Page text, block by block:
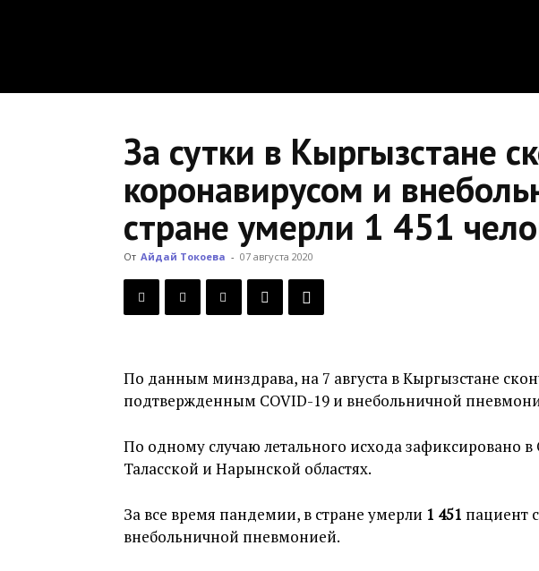
За сутки в Кыргызстане
коронавирусом и
стране умерли 1 451
От Айдай Токоева - 07 августа 2020
По данным минздрава, на 7 августа в Кыргызстане
подтвержденным COVID-19 и внебольничной
По одному случаю летального исхода зафиксировано
Таласской и Нарынской областях.
За все время пандемии, в стране умерли 1 451 пациент
внебольничной пневмонией.